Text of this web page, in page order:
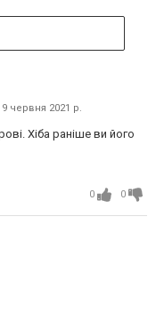
червня 2021 р.
Хіба раніше ви його
0 0